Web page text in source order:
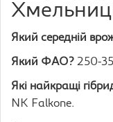
Який середній
Який ФАО? 250-
Які найкращі
NK Falkone.